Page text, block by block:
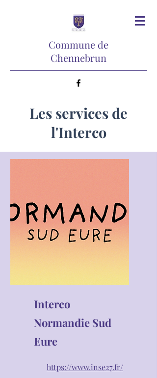
Commune de
Chennebrun
Les services de
l'Interco
Interco
Normandie Sud
Eure
https://www.inse27.fr/